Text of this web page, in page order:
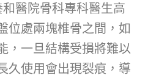
醫院骨科專科醫生高
位處兩塊椎骨之間，如
，一旦結構受損將難以
久使用會出現裂痕，導